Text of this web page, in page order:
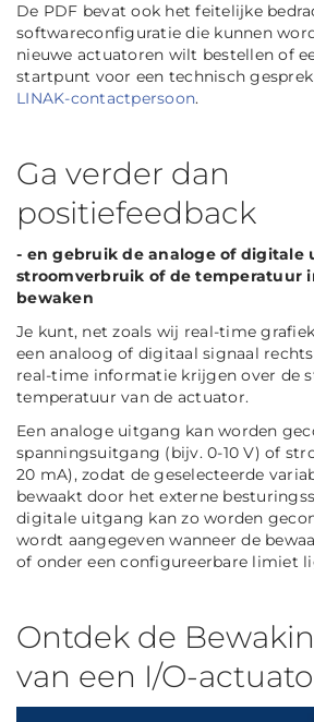
De PDF bevat ook het feitelijke
softwareconfiguratie die kunnen
nieuwe actuatoren wilt bestellen of
startpunt voor een technisch
LINAK-contactpersoon.
Ga verder dan
positiefeedback
- en gebruik de analoge of digitale
stroomverbruik of de temperatuur
bewaken
Je kunt, net zoals wij real-time
een analoog of digitaal signaal
real-time informatie krijgen over de
temperatuur van de actuator.
Een analoge uitgang kan worden
spanningsuitgang (bijv. 0-10 V) of
20 mA), zodat de geselecteerde
bewaakt door het externe
digitale uitgang kan zo worden
wordt aangegeven wanneer de
of onder een configureerbare limiet
Ontdek de
van een I/O-